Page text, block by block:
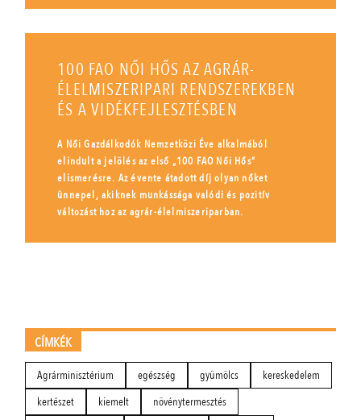
100 FAO NŐI HŐS AZ AGRÁR-
ÉLELMISZERIPARI RENDSZEREKBEN
ÉS A VIDÉKFEJLESZTÉSBEN
A Női Gazdálkodók Nemzetközi Éve alkalmából
elindult a jelölés az első „100 FAO Női Hős”
elismerésre. Az évente átadott díj olyan nőket
ünnepel, akiknek munkássága valódi és pozitív
változást hoz az agrár-élelmiszeriparban.
CÍMKÉK
Agrárminisztérium egészség gyümölcs
kereskedelem
kertészet
kiemelt
növénytermesztés